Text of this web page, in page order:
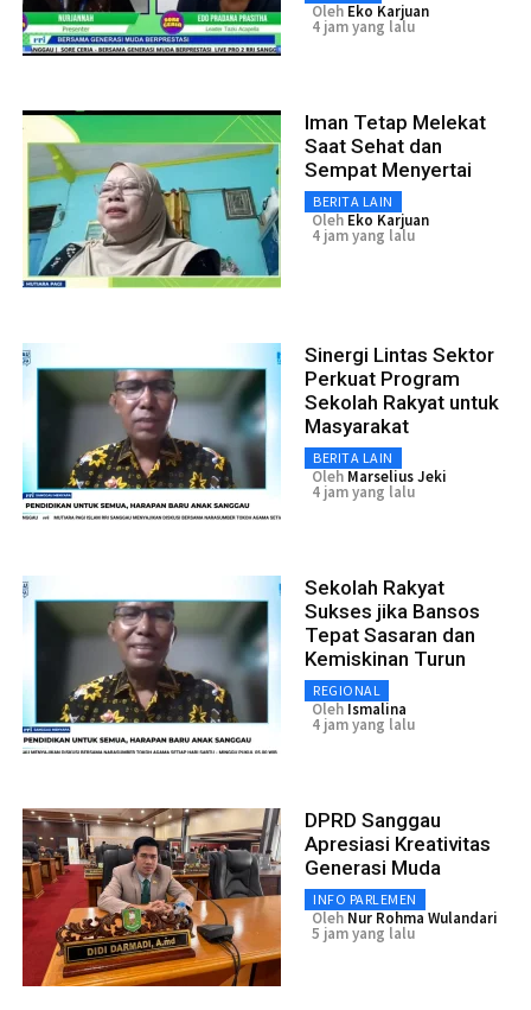
Oleh Eko Karjuan
4 jam yang lalu
Iman Tetap Melekat
Saat Sehat dan
Sempat Menyertai
BERITA LAIN
Oleh Eko Karjuan
4 jam yang lalu
Sinergi Lintas Sektor
Perkuat Program
Sekolah Rakyat untuk
Masyarakat
BERITA LAIN
Oleh Marselius Jeki
4 jam yang lalu
Sekolah Rakyat
Sukses jika Bansos
Tepat Sasaran dan
Kemiskinan Turun
REGIONAL
Oleh Ismalina
4 jam yang lalu
DPRD Sanggau
Apresiasi Kreativitas
Generasi Muda
INFO PARLEMEN
Oleh Nur Rohma Wulandari
5 jam yang lalu